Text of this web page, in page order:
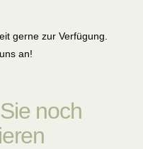
gerne zur Verfügung.
an!
noch